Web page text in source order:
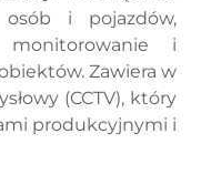
osób i pojazdów,
monitorowanie i
Zawiera w
(CCTV), który
produkcyjnymi i